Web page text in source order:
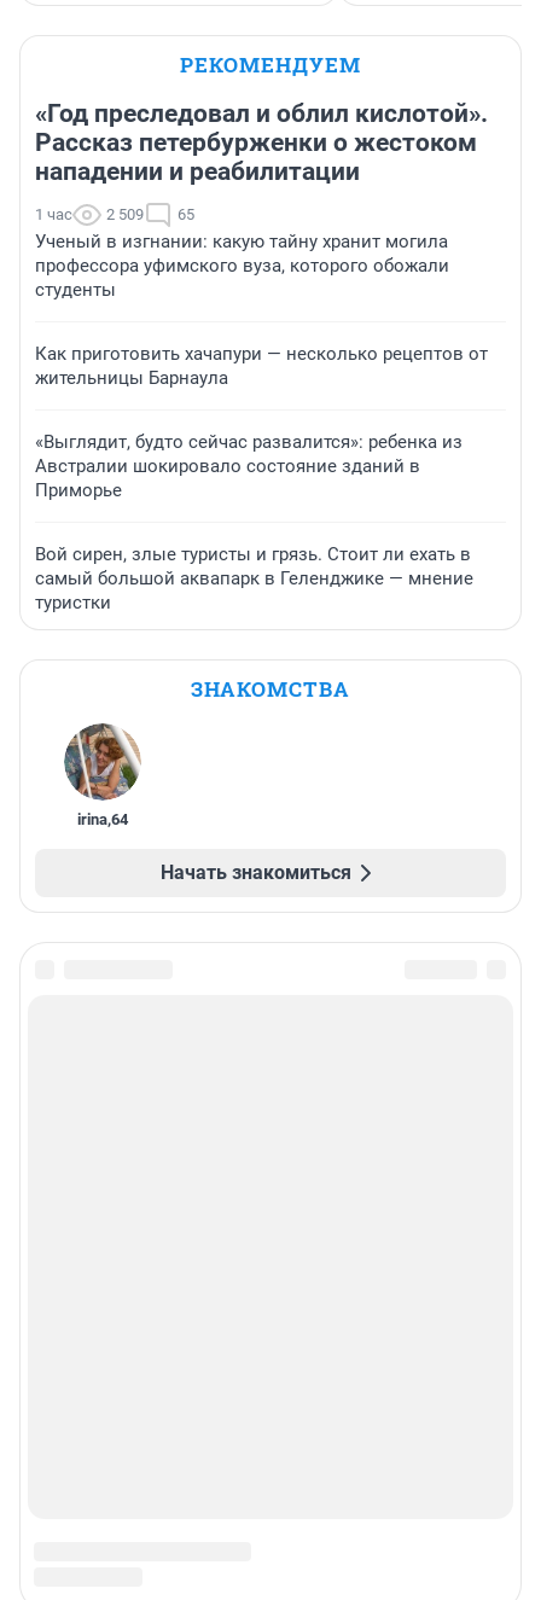
РЕКОМЕНДУЕМ
«Год преследовал и облил кислотой».
Рассказ петербурженки о жестоком
нападении и реабилитации
1 час 2 509 65
Ученый в изгнании: какую тайну хранит могила
профессора уфимского вуза, которого обожали
студенты
Как приготовить хачапури — несколько рецептов от
жительницы Барнаула
«Выглядит, будто сейчас развалится»: ребенка из
Австралии шокировало состояние зданий в
Приморье
Вой сирен, злые туристы и грязь. Стоит ли ехать в
самый большой аквапарк в Геленджике — мнение
туристки
ЗНАКОМСТВА
irina,64
Начать знакомиться